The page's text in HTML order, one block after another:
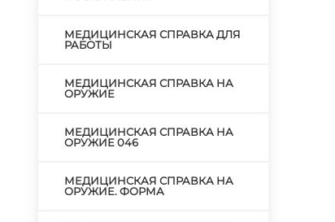
МЕДИЦИНСКАЯ СПРАВКА ДЛЯ
РАБОТЫ
МЕДИЦИНСКАЯ СПРАВКА НА
ОРУЖИЕ
МЕДИЦИНСКАЯ СПРАВКА НА
ОРУЖИЕ 046
МЕДИЦИНСКАЯ СПРАВКА НА
ОРУЖИЕ. ФОРМА